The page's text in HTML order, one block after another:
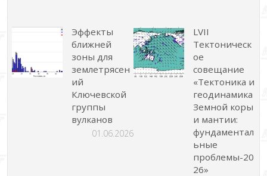
Эффекты
ближней
зоны для
землетрясен
ий
Ключевской
группы
вулканов
01.06.2026
LVII
Тектоническ
ое
совещание
«Тектоника и
геодинамика
Земной коры
и мантии:
фундаментал
ьные
проблемы-20
26»